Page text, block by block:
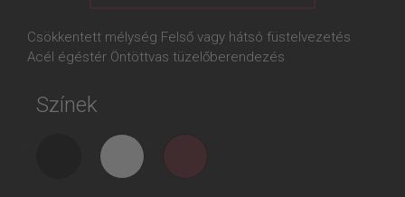
Csökkentett mélység Felső vagy hátsó füstelvezetés
Acél égéstér Öntöttvas tüzelőberendezés
Színek